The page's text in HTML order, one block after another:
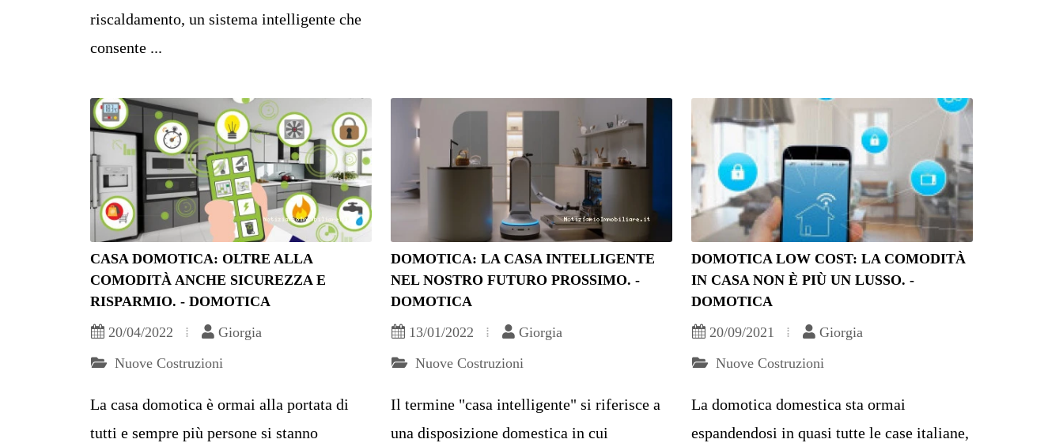
riscaldamento, un sistema intelligente che
consente ...
CASA DOMOTICA: OLTRE ALLA
COMODITÀ ANCHE SICUREZZA E
RISPARMIO. - DOMOTICA
20/04/2022
Giorgia
Nuove Costruzioni
La casa domotica è ormai alla portata di
tutti e sempre più persone si stanno
DOMOTICA: LA CASA INTELLIGENTE
NEL NOSTRO FUTURO PROSSIMO. -
DOMOTICA
13/01/2022
Giorgia
Nuove Costruzioni
Il termine "casa intelligente" si riferisce a
una disposizione domestica in cui
DOMOTICA LOW COST: LA COMODITÀ
IN CASA NON È PIÙ UN LUSSO. -
DOMOTICA
20/09/2021
Giorgia
Nuove Costruzioni
La domotica domestica sta ormai
espandendosi in quasi tutte le case italiane,